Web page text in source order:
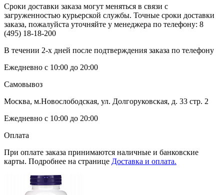
Сроки доставки заказа могут меняться в связи с
загруженностью курьерской службы. Точные сроки доставки
заказа, пожалуйста уточняйте у менеджера по телефону: 8
(495) 18-18-200
В течении 2-х дней после подтверждения заказа по телефону
Ежедневно с 10:00 до 20:00
Самовывоз
Москва, м.Новослободская, ул. Долгоруковская, д. 33 стр. 2
Ежедневно с 10:00 до 20:00
Оплата
При оплате заказа принимаются наличные и банковские
карты. Подробнее на странице Доставка и оплата.